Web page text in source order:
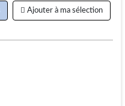
Ajouter à ma sélection